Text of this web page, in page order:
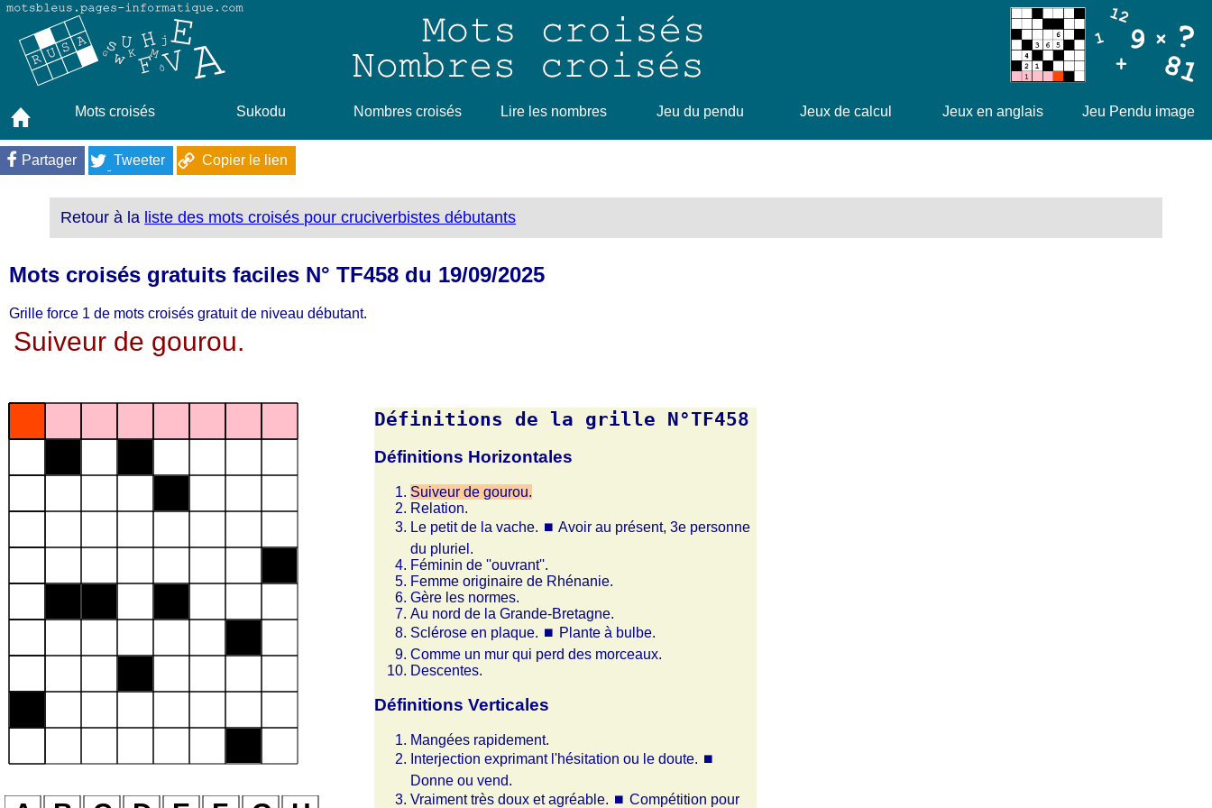
Mots croisés Sukodu Nombres croisés Lire les nombres Jeu du pendu Jeux de calcul Jeux en anglais Jeu Pendu image
Partager Tweeter Copier le lien
Retour à la liste des mots croisés pour cruciverbistes débutants
Mots croisés gratuits faciles N° TF458 du 19/09/2025
Grille force 1 de mots croisés gratuit de niveau débutant.
Suiveur de gourou.
Définitions de la grille N°TF458
Définitions Horizontales
Suiveur de gourou.
Relation.
Le petit de la vache. ⏹ Avoir au présent, 3e personne
du pluriel.
Féminin de ''ouvrant''.
Femme originaire de Rhénanie.
Gère les normes.
Au nord de la Grande-Bretagne.
Sclérose en plaque. ⏹ Plante à bulbe.
Comme un mur qui perd des morceaux.
Descentes.
Définitions Verticales
Mangées rapidement.
Interjection exprimant l'hésitation ou le doute. ⏹
Donne ou vend.
Vraiment très doux et agréable. ⏹ Compétition pour